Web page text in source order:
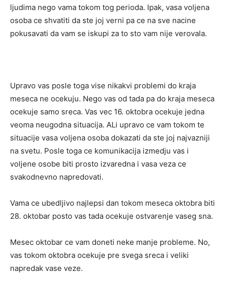
ljudima nego vama tokom tog perioda. Ipak, vasa voljena
osoba ce shvatiti da ste joj verni pa ce na sve nacine
pokusavati da vam se iskupi za to sto vam nije verovala.
Upravo vas posle toga vise nikakvi problemi do kraja
meseca ne ocekuju. Nego vas od tada pa do kraja meseca
ocekuje samo sreca. Vas vec 16. oktobra ocekuje jedna
veoma neugodna situacija. ALi upravo ce vam tokom te
situacije vasa voljena osoba dokazati da ste joj najvazniji
na svetu. Posle toga ce komunikacija izmedju vas i
voljene osobe biti prosto izvaredna i vasa veza ce
svakodnevno napredovati.
Vama ce ubedljivo najlepsi dan tokom meseca oktobra biti
28. oktobar posto vas tada ocekuje ostvarenje vaseg sna.
Mesec oktobar ce vam doneti neke manje probleme. No,
vas tokom oktobra ocekuje pre svega sreca i veliki
napredak vase veze.